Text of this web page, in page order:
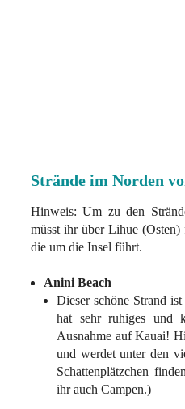
Strände im Norden
Hinweis: Um zu den
müsst ihr über Lihue (Osten)
die um die Insel führt.
Anini Beach
Dieser schöne Strand
hat sehr ruhiges und
Ausnahme auf Kauai!
und werdet unter den
Schattenplätzchen
ihr auch Campen.)